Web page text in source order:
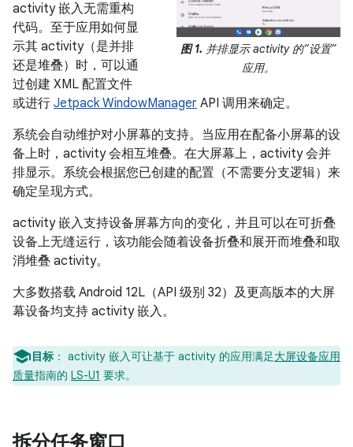
图 1. 并排显示 activity 的“设置”
应用。
activity 嵌入无需重构
代码。至于应用如何显
示其 activity（是并排
还是堆叠）时，可以通
过创建 XML 配置文件
或进行 Jetpack WindowManager API 调用来确定。
系统会自动维护对小屏幕的支持。当应用在配备小屏幕的设
备上时，activity 会相互堆叠。在大屏幕上，activity 会并
排显示。系统会根据您已创建的配置（不需要分支逻辑）来
确定呈现方式。
activity 嵌入支持设备屏幕方向的变化，并且可以在可折叠
设备上无缝运行，该功能会随着设备折叠和展开而堆叠和取
消堆叠 activity。
大多数搭载 Android 12L（API 级别 32）及更高版本的大屏
幕设备均支持 activity 嵌入。
目标 ： activity 嵌入可让基于 activity 的应用满足大屏设备应用
质量指南的 LS-U1 要求。
拆分任务窗口